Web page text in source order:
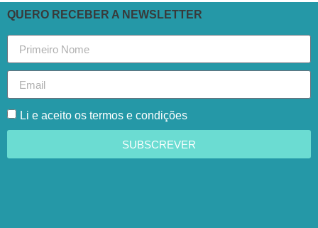
QUERO RECEBER A NEWSLETTER
Li e aceito os termos e condições
SUBSCREVER